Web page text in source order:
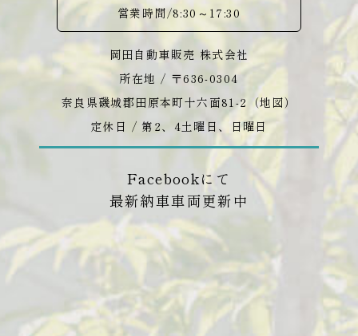
営業時間/8:30～17:30
岡田自動車販売 株式会社
所在地 / 〒636-0304
奈良県磯城郡田原本町十六面81-2（地図）
定休日 / 第2、4土曜日、日曜日
Facebookにて
最新納車車両更新中